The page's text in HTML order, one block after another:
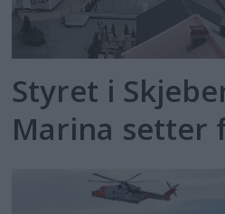
Styret i
Marina setter